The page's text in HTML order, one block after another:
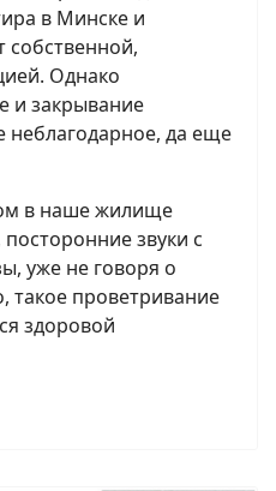
в Минске и
собственной,
Однако
и закрывание
неблагодарное, да еще
в наше жилище
звуки с
уже не говоря о
такое проветривание
здоровой